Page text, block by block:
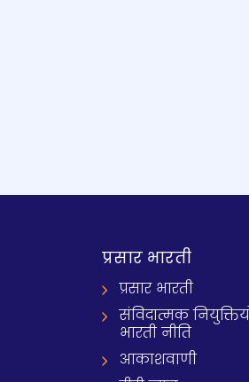
प्रसार भारती
प्रसार भारती
संविदात्मक
भारती नीति
आकाशवाणी